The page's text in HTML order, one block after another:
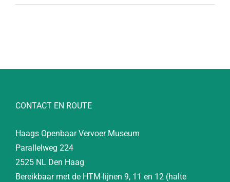
CONTACT EN ROUTE
Haags Openbaar Vervoer Museum
Parallelweg 224
2525 NL Den Haag
Bereikbaar met de HTM-lijnen 9, 11 en 12 (halte